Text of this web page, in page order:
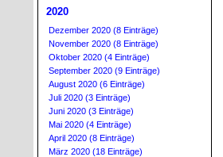
2020
Dezember 2020 (8 Einträge)
November 2020 (8 Einträge)
Oktober 2020 (4 Einträge)
September 2020 (9 Einträge)
August 2020 (6 Einträge)
Juli 2020 (3 Einträge)
Juni 2020 (3 Einträge)
Mai 2020 (4 Einträge)
April 2020 (8 Einträge)
März 2020 (18 Einträge)